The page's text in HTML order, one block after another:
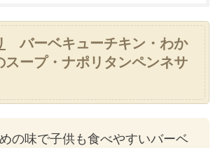
バーベキューチキン・わか
スープ・ナポリタンペンネサ
の味で子供も食べやすいバーベ